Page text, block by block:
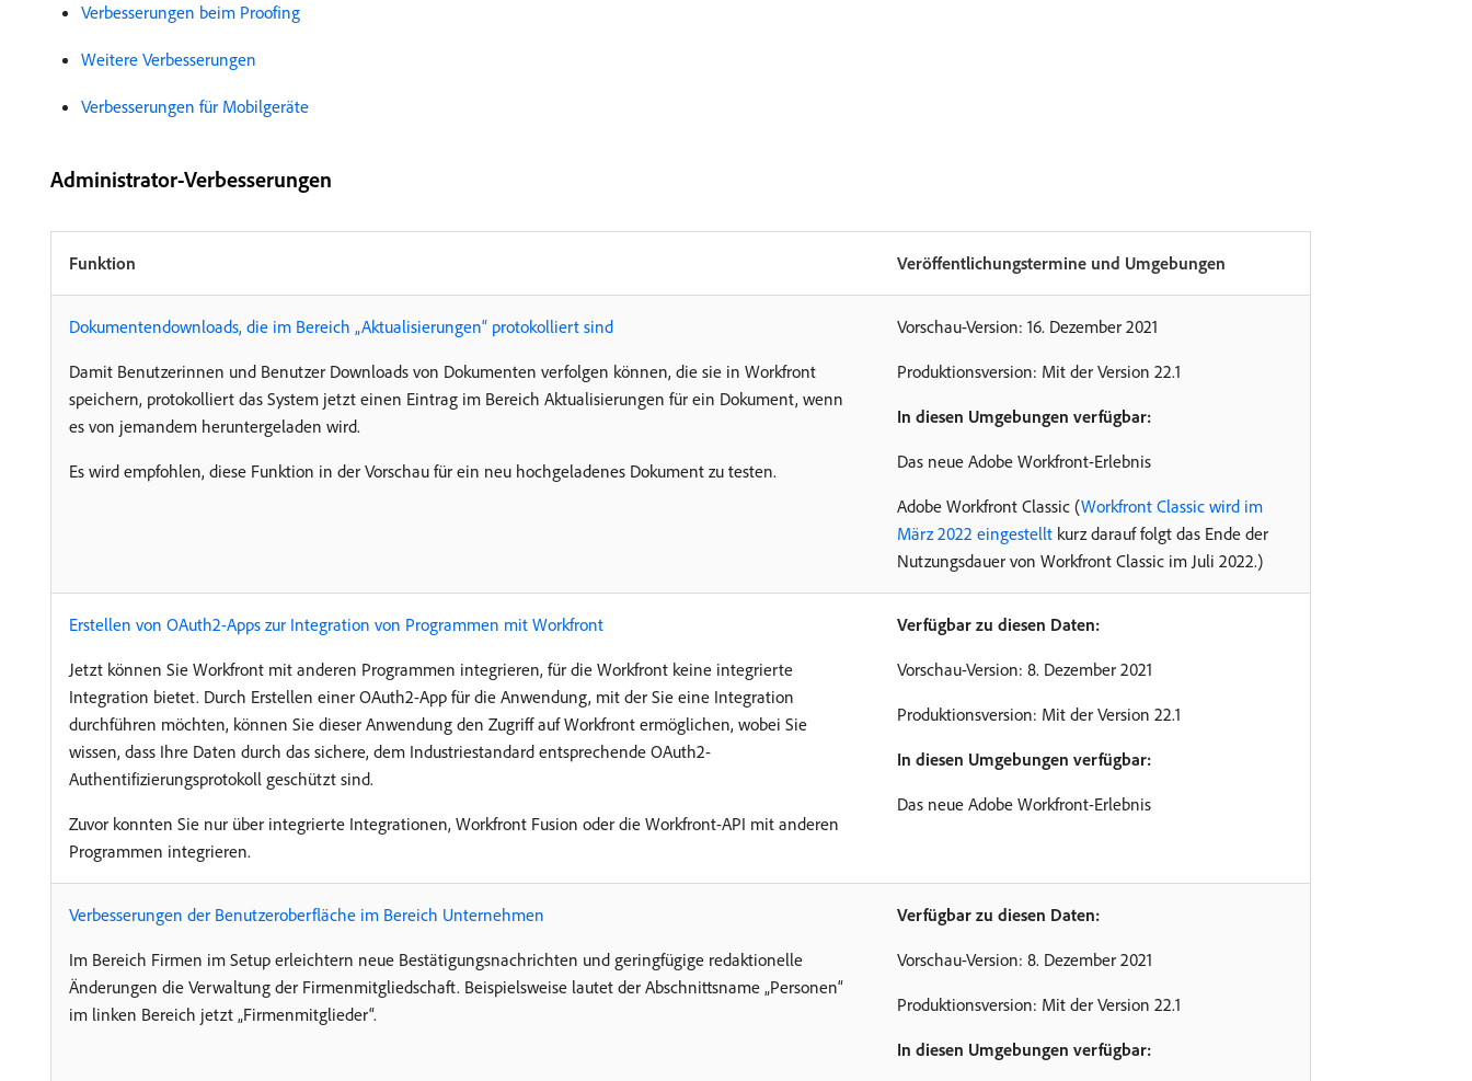
Verbesserungen beim Proofing
Weitere Verbesserungen
Verbesserungen für Mobilgeräte
Administrator-Verbesserungen
Funktion Veröffentlichungstermine und Umgebungen
Dokumentendownloads, die im Bereich „Aktualisierungen“ protokolliert sind
Damit Benutzerinnen und Benutzer Downloads von Dokumenten verfolgen können, die sie in Workfront
speichern, protokolliert das System jetzt einen Eintrag im Bereich Aktualisierungen für ein Dokument, wenn
es von jemandem heruntergeladen wird.
Es wird empfohlen, diese Funktion in der Vorschau für ein neu hochgeladenes Dokument zu testen.
Vorschau-Version: 16. Dezember 2021
Produktionsversion: Mit der Version 22.1
In diesen Umgebungen verfügbar:
Das neue Adobe Workfront-Erlebnis
Adobe Workfront Classic (Workfront Classic wird im
März 2022 eingestellt kurz darauf folgt das Ende der
Nutzungsdauer von Workfront Classic im Juli 2022.)
Erstellen von OAuth2-Apps zur Integration von Programmen mit Workfront
Jetzt können Sie Workfront mit anderen Programmen integrieren, für die Workfront keine integrierte
Integration bietet. Durch Erstellen einer OAuth2-App für die Anwendung, mit der Sie eine Integration
durchführen möchten, können Sie dieser Anwendung den Zugriff auf Workfront ermöglichen, wobei Sie
wissen, dass Ihre Daten durch das sichere, dem Industriestandard entsprechende OAuth2-
Authentifizierungsprotokoll geschützt sind.
Zuvor konnten Sie nur über integrierte Integrationen, Workfront Fusion oder die Workfront-API mit anderen
Programmen integrieren.
Verfügbar zu diesen Daten:
Vorschau-Version: 8. Dezember 2021
Produktionsversion: Mit der Version 22.1
In diesen Umgebungen verfügbar:
Das neue Adobe Workfront-Erlebnis
Verbesserungen der Benutzeroberfläche im Bereich Unternehmen
Im Bereich Firmen im Setup erleichtern neue Bestätigungsnachrichten und geringfügige redaktionelle
Änderungen die Verwaltung der Firmenmitgliedschaft. Beispielsweise lautet der Abschnittsname „Personen“
im linken Bereich jetzt „Firmenmitglieder“.
Verfügbar zu diesen Daten:
Vorschau-Version: 8. Dezember 2021
Produktionsversion: Mit der Version 22.1
In diesen Umgebungen verfügbar: